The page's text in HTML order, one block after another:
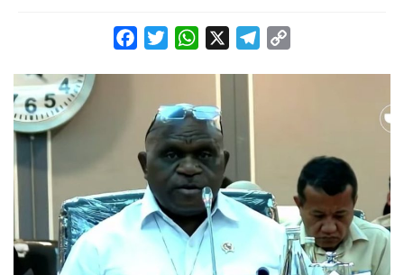
FacebookTwitterWhatsApp Telegram